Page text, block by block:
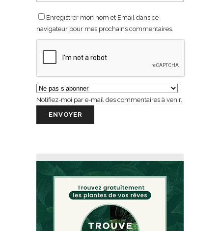
Enregistrer mon nom et Email dans ce
navigateur pour mes prochains commentaires.
Notifiez-moi par e-mail des commentaires à venir.